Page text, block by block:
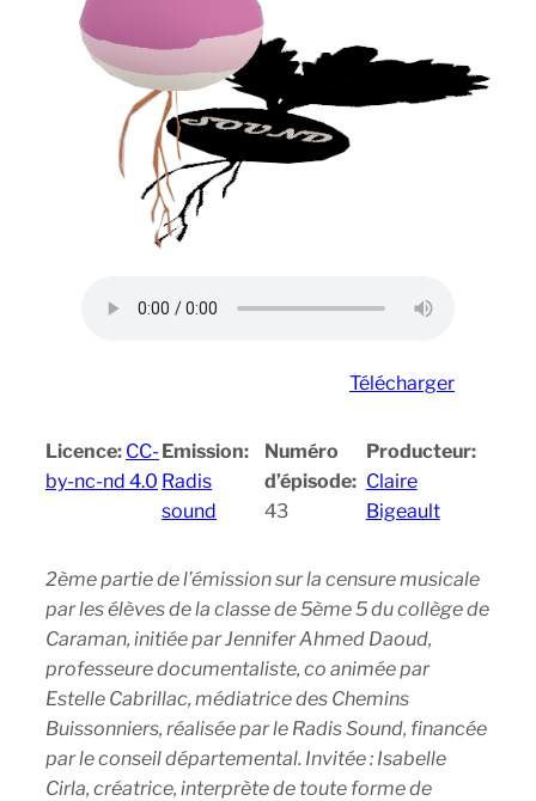
Télécharger
Licence: CC-
by-nc-nd 4.0
Emission:
Radis
sound
Numéro
d’épisode:
43
Producteur:
Claire
Bigeault
2ème partie de l’émission sur la censure musicale
par les élèves de la classe de 5ème 5 du collège de
Caraman, initiée par Jennifer Ahmed Daoud,
professeure documentaliste, co animée par
Estelle Cabrillac, médiatrice des Chemins
Buissonniers, réalisée par le Radis Sound, financée
par le conseil départemental. Invitée : Isabelle
Cirla, créatrice, interprète de toute forme de